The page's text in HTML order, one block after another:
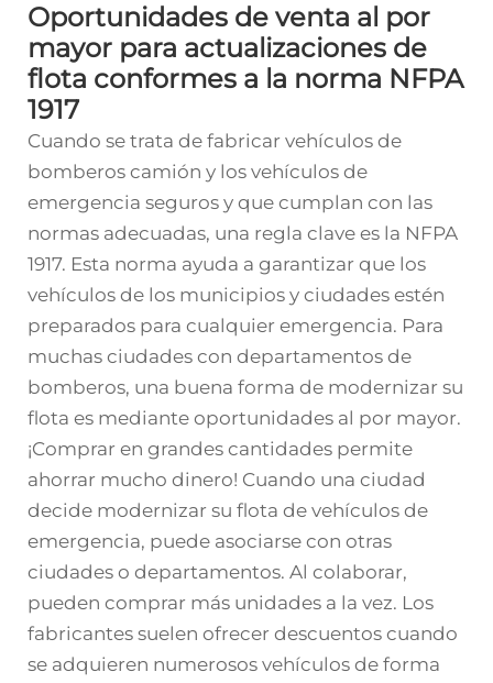
Oportunidades de venta al por
mayor para actualizaciones de
flota conformes a la norma NFPA
1917
Cuando se trata de fabricar vehículos de
bomberos camión y los vehículos de
emergencia seguros y que cumplan con las
normas adecuadas, una regla clave es la NFPA
1917. Esta norma ayuda a garantizar que los
vehículos de los municipios y ciudades estén
preparados para cualquier emergencia. Para
muchas ciudades con departamentos de
bomberos, una buena forma de modernizar su
flota es mediante oportunidades al por mayor.
¡Comprar en grandes cantidades permite
ahorrar mucho dinero! Cuando una ciudad
decide modernizar su flota de vehículos de
emergencia, puede asociarse con otras
ciudades o departamentos. Al colaborar,
pueden comprar más unidades a la vez. Los
fabricantes suelen ofrecer descuentos cuando
se adquieren numerosos vehículos de forma